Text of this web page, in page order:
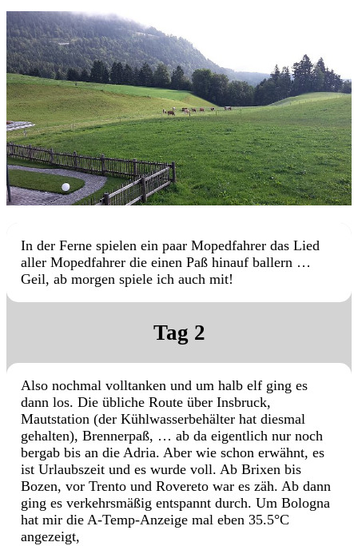
In der Ferne spielen ein paar Mopedfahrer das Lied
aller Mopedfahrer die einen Paß hinauf ballern …
Geil, ab morgen spiele ich auch mit!
Tag 2
Also nochmal volltanken und um halb elf ging es
dann los. Die übliche Route über Insbruck,
Mautstation (der Kühlwasserbehälter hat diesmal
gehalten), Brennerpaß, … ab da eigentlich nur noch
bergab bis an die Adria. Aber wie schon erwähnt, es
ist Urlaubszeit und es wurde voll. Ab Brixen bis
Bozen, vor Trento und Rovereto war es zäh. Ab dann
ging es verkehrsmäßig entspannt durch. Um Bologna
hat mir die A-Temp-Anzeige mal eben 35.5°C
angezeigt,